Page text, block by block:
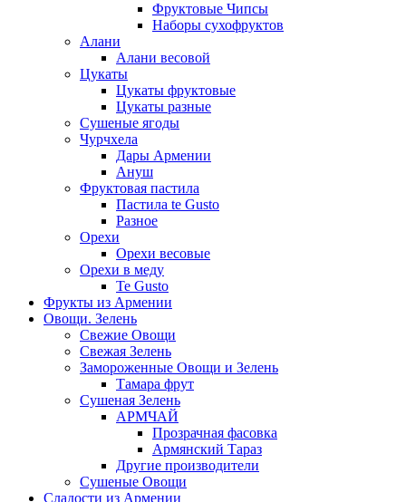
Фруктовые Чипсы
Наборы сухофруктов
Алани
Алани весовой
Цукаты
Цукаты фруктовые
Цукаты разные
Сушеные ягоды
Чурчхела
Дары Армении
Ануш
Фруктовая пастила
Пастила te Gusto
Разное
Орехи
Орехи весовые
Орехи в меду
Te Gusto
Фрукты из Армении
Овощи. Зелень
Свежие Овощи
Свежая Зелень
Замороженные Овощи и Зелень
Тамара фрут
Сушеная Зелень
АРМЧАЙ
Прозрачная фасовка
Армянский Тараз
Другие производители
Сушеные Овощи
Сладости из Армении